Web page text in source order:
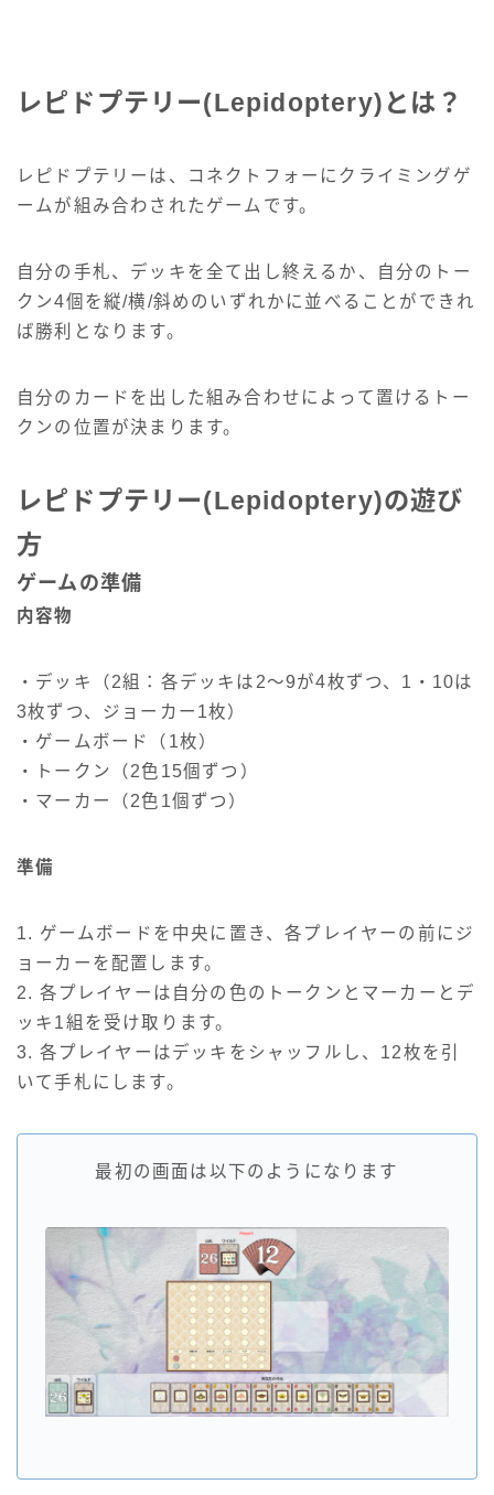
レピドプテリー(Lepidoptery)とは？
レピドプテリーは、コネクトフォーにクライミングゲ
ームが組み合わされたゲームです。
自分の手札、デッキを全て出し終えるか、自分のトー
クン4個を縦/横/斜めのいずれかに並べることができれ
ば勝利となります。
自分のカードを出した組み合わせによって置けるトー
クンの位置が決まります。
レピドプテリー(Lepidoptery)の遊び
方
ゲームの準備
内容物
・デッキ（2組：各デッキは2～9が4枚ずつ、1・10は
3枚ずつ、ジョーカー1枚）
・ゲームボード（1枚）
・トークン（2色15個ずつ）
・マーカー（2色1個ずつ）
準備
1. ゲームボードを中央に置き、各プレイヤーの前にジ
ョーカーを配置します。
2. 各プレイヤーは自分の色のトークンとマーカーとデ
ッキ1組を受け取ります。
3. 各プレイヤーはデッキをシャッフルし、12枚を引
いて手札にします。
最初の画面は以下のようになります